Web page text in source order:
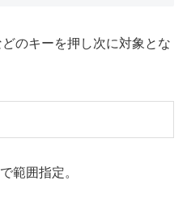
のキーを押し次に対象とな
範囲指定。